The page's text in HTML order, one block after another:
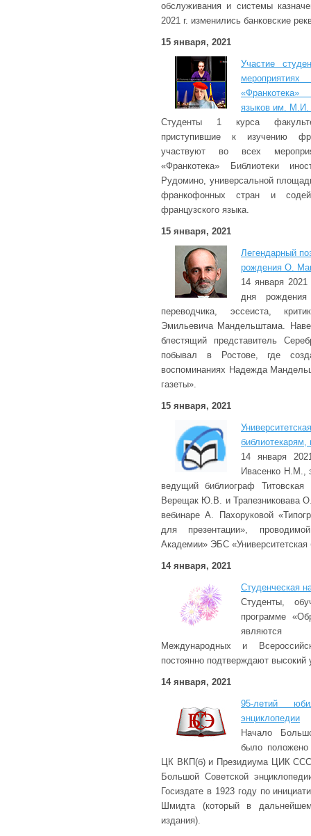
обслуживания и системы
2021 г. изменились банковские
15 января, 2021
Участие
языков им. М.И.
Студенты 1 курса
приступившие к изучению
участвуют во всех
«Франкотека» Библиотеки
Рудомино, универсальной
франкофонных стран и
французского языка.
15 января, 2021
Легендарный
рождения О.
14 января
дня рождения
переводчика, эссеиста,
Эмильевича Мандельштама.
блестящий представитель
побывал в Ростове, где
воспоминаниях Надежда
газеты».
15 января, 2021
библиотекарям,
14 января
Ивасенко Н.М.,
ведущий библиограф
Верещак Ю.В. и Трапезниковава
вебинаре А. Пахоруковой
для презентации»,
Академии» ЭБС «Университетская
14 января, 2021
Студенческая
Студенты,
программе
являются
Международных и
постоянно подтверждают высокий
14 января, 2021
95-летий
энциклопедии
Начало
было положено
ЦК ВКП(б) и Президиума ЦИК
Большой Советской
Госиздате в 1923 году по
Шмидта (который в
издания).